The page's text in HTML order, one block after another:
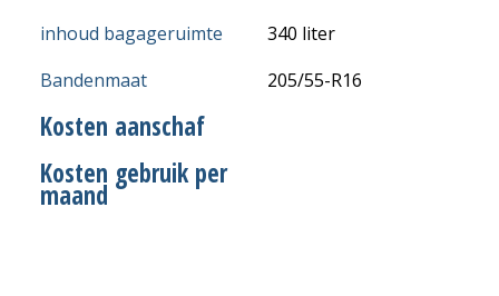
inhoud bagageruimte
340 liter
Bandenmaat
205/55-R16
Kosten aanschaf
Kosten gebruik per
maand